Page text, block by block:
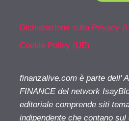
Dichiarazione sulla Privacy
Cookie Policy (UE)
finanzalive.com è parte dell'
FINANCE del network
editoriale comprende siti
indipendente che contano